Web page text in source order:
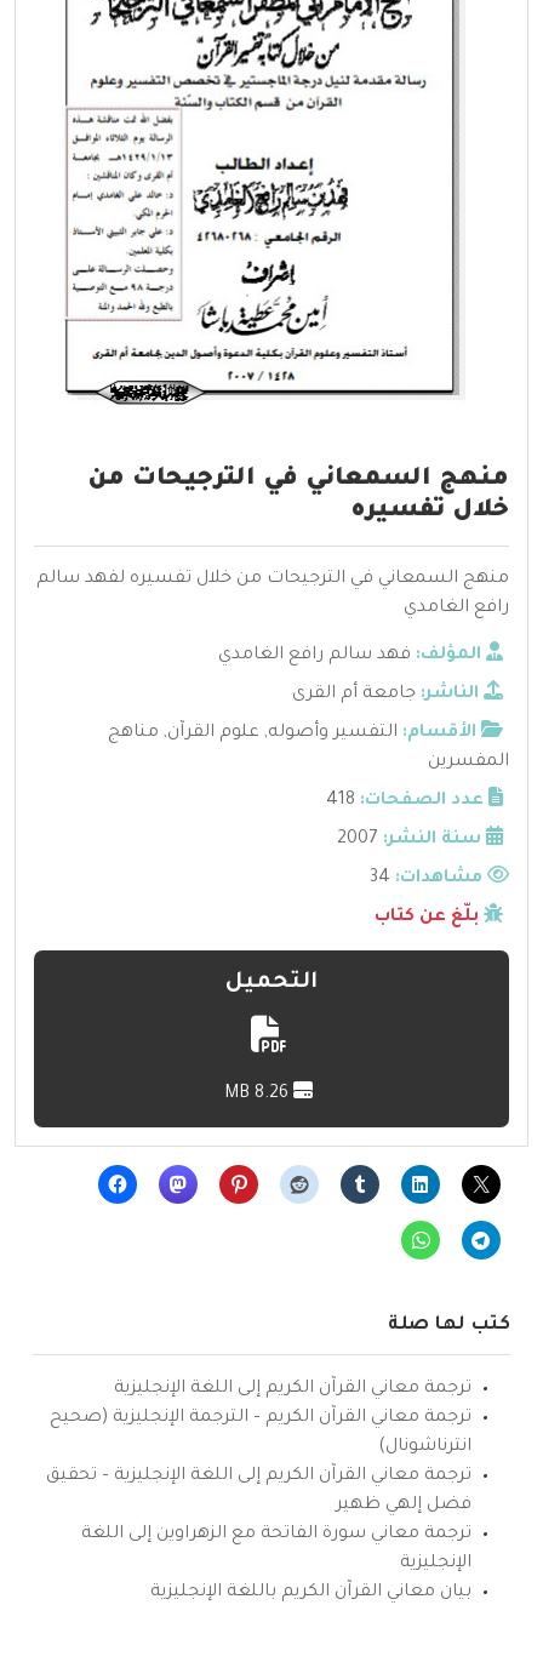
منهج السمعاني في الترجيحات من
خلال تفسيره
منهج السمعاني في الترجيحات من خلال تفسيره لفهد سالم
رافع الغامدي
المؤلف: فهد سالم رافع الغامدي
الناشر: جامعة أم القرى
الأقسام: التفسير وأصوله, علوم القرآن, مناهج
المفسرين
عدد الصفحات: 418
سنة النشر: 2007
مشاهدات:
بلّغ عن كتاب
التحميل
كتب لها صلة
ترجمة معاني القرآن الكريم إلى اللغة الإنجليزية
ترجمة معاني القرآن الكريم – الترجمة الإنجليزية (صحيح
انترناشونال)
ترجمة معاني القرآن الكريم إلى اللغة الإنجليزية – تحقيق
فضل إلهي ظهير
ترجمة معاني سورة الفاتحة مع الزهراوين إلى اللغة
الإنجليزية
بيان معاني القرآن الكريم باللغة الإنجليزية